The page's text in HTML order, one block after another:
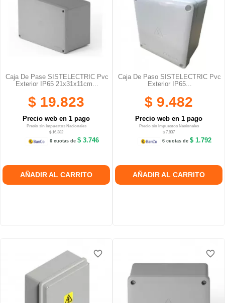
Caja De Pase SISTELECTRIC Pvc
Exterior IP65 21x31x11cm...
$ 19.823
Precio web en 1 pago
Precio sin Impuestos Nacionales
$ 16.382
6 cuotas de $ 3.746
AÑADIR AL CARRITO
Caja De Paso SISTELECTRIC Pvc
Exterior IP65...
$ 9.482
Precio web en 1 pago
Precio sin Impuestos Nacionales
$ 7.837
6 cuotas de $ 1.792
AÑADIR AL CARRITO
favorite_border
favorite_border
favorite_border favorite_border
favorite_border
favorite_border